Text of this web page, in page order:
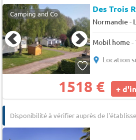
Camping and Co Des Trois
Normandie-
Mobil home -
Location
1518 € +
Disponibilité à vérifier auprès de